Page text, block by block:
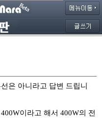
은 아니라고 답변 드립니
이라고 해서 400W의 전